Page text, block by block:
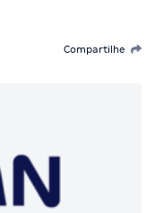
Compartilhe